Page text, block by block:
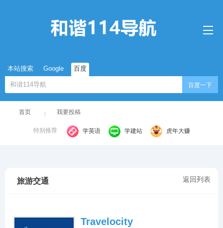
本站搜索 Google 百度
百度一下
首页 我要投稿
特别推荐 学英语 学建站 虎年大赚
返回列表
旅游交通
Travelocity